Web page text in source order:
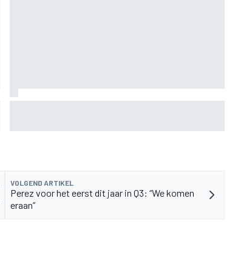
VOLGEND ARTIKEL
Perez voor het eerst dit jaar in Q3: “We komen
eraan”